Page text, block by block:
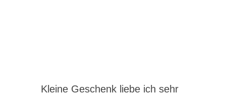
Kleine Geschenk liebe ich sehr